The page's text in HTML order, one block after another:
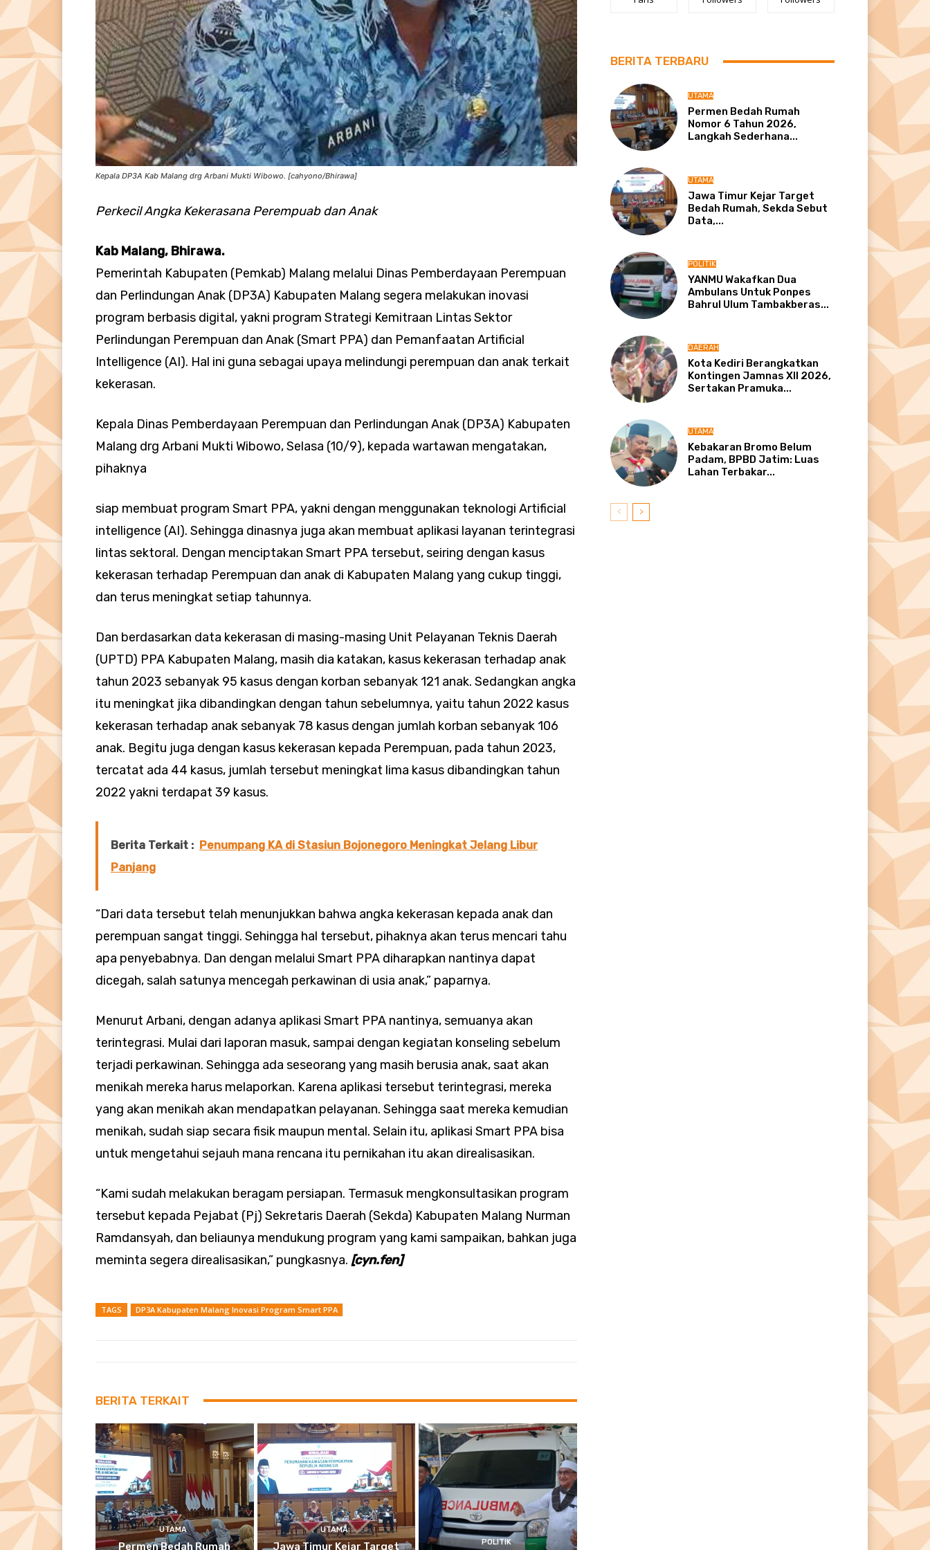
Kepala DP3A Kab Malang drg Arbani Mukti Wibowo. [cahyono/Bhirawa]
Perkecil Angka Kekerasana Perempuab dan Anak
Kab Malang, Bhirawa.
Pemerintah Kabupaten (Pemkab) Malang melalui Dinas Pemberdayaan Perempuan
dan Perlindungan Anak (DP3A) Kabupaten Malang segera melakukan inovasi
program berbasis digital, yakni program Strategi Kemitraan Lintas Sektor
Perlindungan Perempuan dan Anak (Smart PPA) dan Pemanfaatan Artificial
Intelligence (AI). Hal ini guna sebagai upaya melindungi perempuan dan anak terkait
kekerasan.
Kepala Dinas Pemberdayaan Perempuan dan Perlindungan Anak (DP3A) Kabupaten
Malang drg Arbani Mukti Wibowo, Selasa (10/9), kepada wartawan mengatakan,
pihaknya
siap membuat program Smart PPA, yakni dengan menggunakan teknologi Artificial
intelligence (AI). Sehingga dinasnya juga akan membuat aplikasi layanan terintegrasi
lintas sektoral. Dengan menciptakan Smart PPA tersebut, seiring dengan kasus
kekerasan terhadap Perempuan dan anak di Kabupaten Malang yang cukup tinggi,
dan terus meningkat setiap tahunnya.
Dan berdasarkan data kekerasan di masing-masing Unit Pelayanan Teknis Daerah
(UPTD) PPA Kabupaten Malang, masih dia katakan, kasus kekerasan terhadap anak
tahun 2023 sebanyak 95 kasus dengan korban sebanyak 121 anak. Sedangkan angka
itu meningkat jika dibandingkan dengan tahun sebelumnya, yaitu tahun 2022 kasus
kekerasan terhadap anak sebanyak 78 kasus dengan jumlah korban sebanyak 106
anak. Begitu juga dengan kasus kekerasan kepada Perempuan, pada tahun 2023,
tercatat ada 44 kasus, jumlah tersebut meningkat lima kasus dibandingkan tahun
2022 yakni terdapat 39 kasus.
Berita Terkait : Penumpang KA di Stasiun Bojonegoro Meningkat Jelang Libur
Panjang
“Dari data tersebut telah menunjukkan bahwa angka kekerasan kepada anak dan
perempuan sangat tinggi. Sehingga hal tersebut, pihaknya akan terus mencari tahu
apa penyebabnya. Dan dengan melalui Smart PPA diharapkan nantinya dapat
dicegah, salah satunya mencegah perkawinan di usia anak,” paparnya.
Menurut Arbani, dengan adanya aplikasi Smart PPA nantinya, semuanya akan
terintegrasi. Mulai dari laporan masuk, sampai dengan kegiatan konseling sebelum
terjadi perkawinan. Sehingga ada seseorang yang masih berusia anak, saat akan
menikah mereka harus melaporkan. Karena aplikasi tersebut terintegrasi, mereka
yang akan menikah akan mendapatkan pelayanan. Sehingga saat mereka kemudian
menikah, sudah siap secara fisik maupun mental. Selain itu, aplikasi Smart PPA bisa
untuk mengetahui sejauh mana rencana itu pernikahan itu akan direalisasikan.
“Kami sudah melakukan beragam persiapan. Termasuk mengkonsultasikan program
tersebut kepada Pejabat (Pj) Sekretaris Daerah (Sekda) Kabupaten Malang Nurman
Ramdansyah, dan beliaunya mendukung program yang kami sampaikan, bahkan juga
meminta segera direalisasikan,” pungkasnya. [cyn.fen]
TAGS DP3A Kabupaten Malang Inovasi Program Smart PPA
BERITA TERKAIT
UTAMA
Permen Bedah Rumah
UTAMA
Jawa Timur Kejar Target POLITIK
BERITA TERBARU
UTAMA
Permen Bedah Rumah
Nomor 6 Tahun 2026,
Langkah Sederhana...
UTAMA
Jawa Timur Kejar Target
Bedah Rumah, Sekda Sebut
Data,...
POLITIK
YANMU Wakafkan Dua
Ambulans Untuk Ponpes
Bahrul Ulum Tambakberas...
DAERAH
Kota Kediri Berangkatkan
Kontingen Jamnas XII 2026,
Sertakan Pramuka...
UTAMA
Kebakaran Bromo Belum
Padam, BPBD Jatim: Luas
Lahan Terbakar...